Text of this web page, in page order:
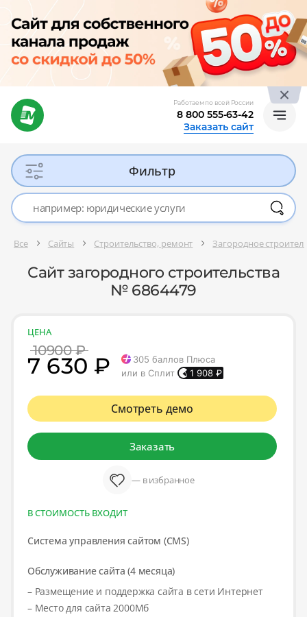
Работаем по всей России
8 800 555-63-42
Заказать сайт
Фильтр
Все Сайты Строительство, ремонт Загородное
Сайт загородного строительства
№ 6864479
ЦЕНА
10900 ₽
7 630 ₽ 305 баллов Плюса
или в Сплит
1 908 ₽
Смотреть демо
Заказать
— в избранное
В СТОИМОСТЬ ВХОДИТ
Система управления сайтом (CMS)
Обслуживание сайта (4 месяца)
– Размещение и поддержка сайта в сети Интернет
– Место для сайта 2000Мб